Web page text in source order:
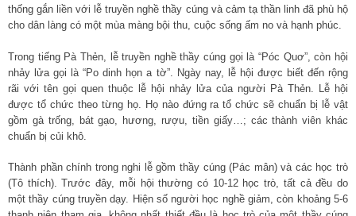
thống gắn liền với lễ truyền nghề thầy cúng và cảm tạ thần linh đã phù hộ
cho dân làng có một mùa màng bội thu, cuộc sống ấm no và hạnh phúc.
Trong tiếng Pà Thẻn, lễ truyền nghề thầy cúng gọi là “Póc Quơ”, còn hội
nhảy lửa gọi là “Po dinh họn a tờ”. Ngày nay, lễ hội được biết đến rộng
rãi với tên gọi quen thuộc lễ hội nhảy lửa của người Pà Thẻn. Lễ hội
được tổ chức theo từng họ. Họ nào đứng ra tổ chức sẽ chuẩn bị lễ vật
gồm gà trống, bát gạo, hương, rượu, tiền giấy…; các thành viên khác
chuẩn bị củi khô.
Thành phần chính trong nghi lễ gồm thầy cúng (Pác mân) và các học trò
(Tô thích). Trước đây, mỗi hội thường có 10-12 học trò, tất cả đều do
một thầy cúng truyền dạy. Hiện số người học nghề giảm, còn khoảng 5-6